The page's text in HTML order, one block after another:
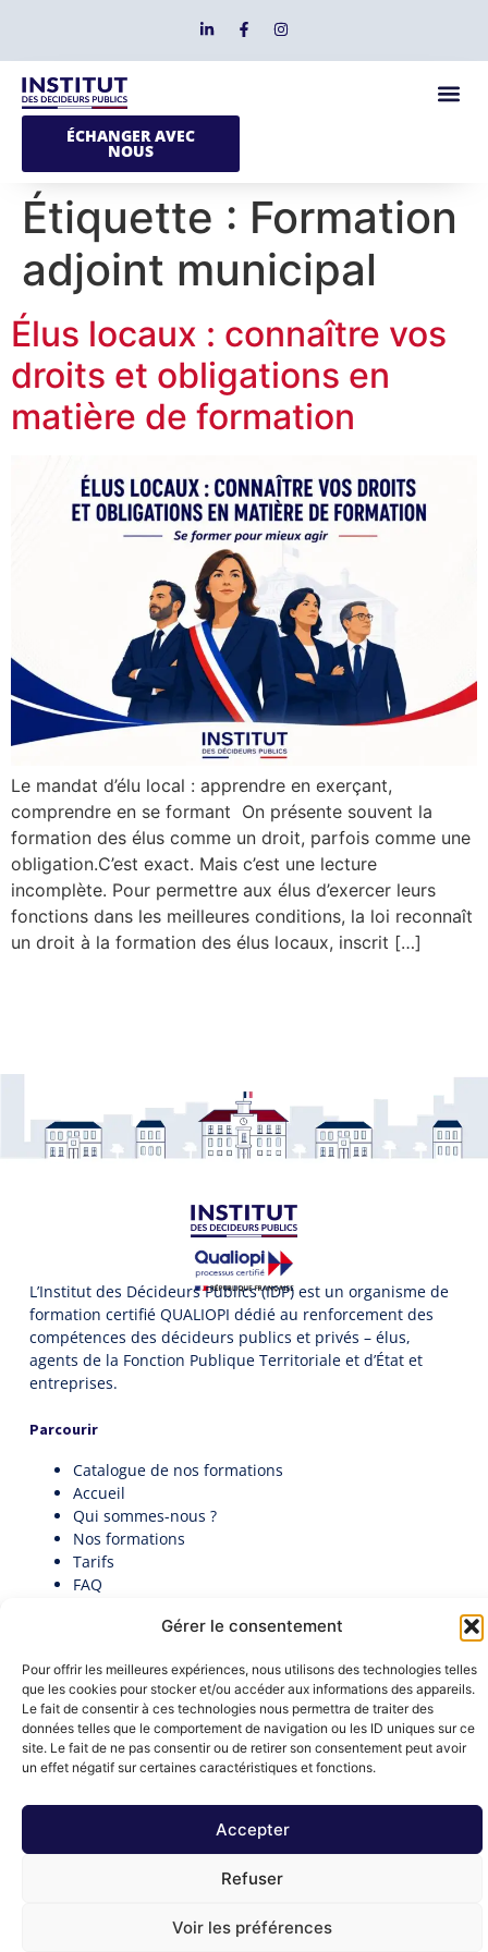
Gérer le consentement
Pour offrir les meilleures expériences, nous utilisons des technologies telles
que les cookies pour stocker et/ou accéder aux informations des appareils.
Le fait de consentir à ces technologies nous permettra de traiter des
données telles que le comportement de navigation ou les ID uniques sur ce
site. Le fait de ne pas consentir ou de retirer son consentement peut avoir
un effet négatif sur certaines caractéristiques et fonctions.
Accepter
Refuser
Voir les préférences
ÉCHANGER AVEC
NOUS
Étiquette : Formation
adjoint municipal
Élus locaux : connaître vos
droits et obligations en
matière de formation
Le mandat d’élu local : apprendre en exerçant,
comprendre en se formant On présente souvent la
formation des élus comme un droit, parfois comme une
obligation.C’est exact. Mais c’est une lecture
incomplète. Pour permettre aux élus d’exercer leurs
fonctions dans les meilleures conditions, la loi reconnaît
un droit à la formation des élus locaux, inscrit […]
L’Institut des Décideurs Publics (IDP) est un organisme de
formation certifié QUALIOPI dédié au renforcement des
compétences des décideurs publics et privés – élus,
agents de la Fonction Publique Territoriale et d’État et
entreprises.
Parcourir
Catalogue de nos formations
Accueil
Qui sommes-nous ?
Nos formations
Tarifs
FAQ
Candidatez au premier Palmarès des Directeurs
Généraux en collectivité​
Documentation
Nous contacter
contact@institut-decideurs-publics.fr
1 RUE DU CENTRE 93160 NOISY-LE-GRAND
Formulaire de contact
Mentions légales
Ⓒ 2026 - All Rights Are Reserved